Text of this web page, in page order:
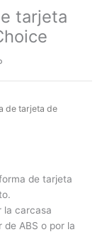
tarjeta
de tarjeta de
de tarjeta
la carcasa
de ABS o por la